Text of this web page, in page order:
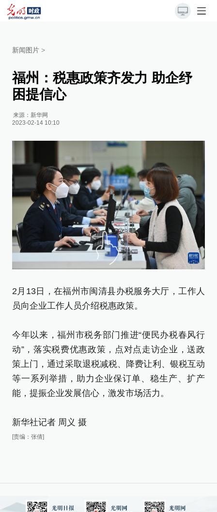
新闻图片 >
福州：税惠政策齐发力 助企纾
困提信心
来源： 新华网
2023-02-14 10:10
2月13日，在福州市闽清县办税服务大厅，工作人
员向企业工作人员介绍税惠政策。
今年以来，福州市税务部门推进“便民办税春风行
动”，落实税费优惠政策，点对点走访企业，送政
策上门，通过采取退税减税、降费让利、银税互动
等一系列举措，助力企业保订单、稳生产、扩产
能，提振企业发展信心，激发市场活力。
新华社记者 周义 摄
[责编：张倩]